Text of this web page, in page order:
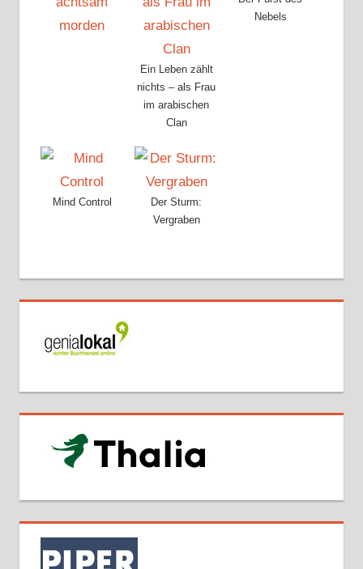
Ein Leben zählt
nichts – als Frau
im arabischen
Clan
Nebels
Mind Control
Der Sturm:
Vergraben